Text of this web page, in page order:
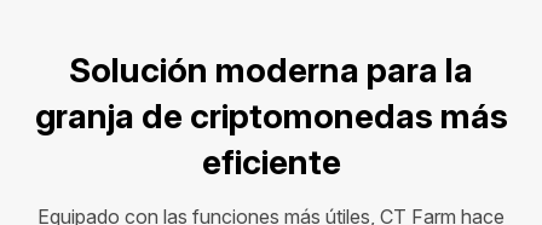
Solución moderna para la
granja de criptomonedas más
eficiente
Equipado con las funciones más útiles, CT Farm hace